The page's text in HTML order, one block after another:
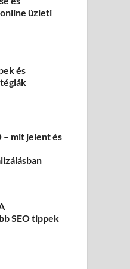
üzleti
és
– mit jelent és
SEO tippek